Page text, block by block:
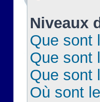
Niveaux
Que sont
Que sont
Que sont
Où sont